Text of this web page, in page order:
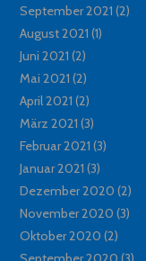
September 2021 (2)
August 2021 (1)
Juni 2021 (2)
Mai 2021 (2)
April 2021 (2)
März 2021 (3)
Februar 2021 (3)
Januar 2021 (3)
Dezember 2020 (2)
November 2020 (3)
Oktober 2020 (2)